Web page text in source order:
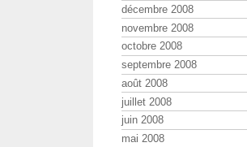
décembre 2008
novembre 2008
octobre 2008
septembre 2008
août 2008
juillet 2008
juin 2008
mai 2008